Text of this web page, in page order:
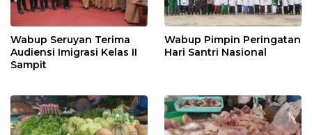
Wabup Seruyan Terima
Audiensi Imigrasi Kelas II
Sampit
Wabup Pimpin Peringatan
Hari Santri Nasional